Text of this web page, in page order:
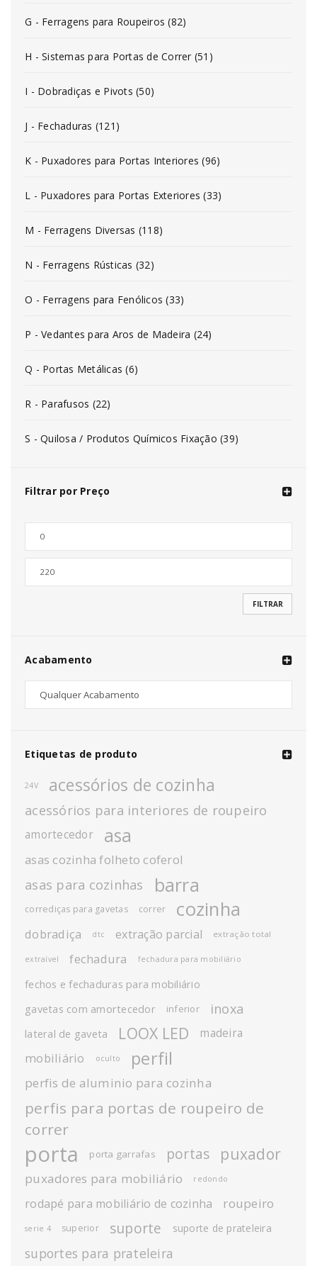
G - Ferragens para Roupeiros (82)
H - Sistemas para Portas de Correr (51)
I - Dobradiças e Pivots (50)
J - Fechaduras (121)
K - Puxadores para Portas Interiores (96)
L - Puxadores para Portas Exteriores (33)
M - Ferragens Diversas (118)
N - Ferragens Rústicas (32)
O - Ferragens para Fenólicos (33)
P - Vedantes para Aros de Madeira (24)
Q - Portas Metálicas (6)
R - Parafusos (22)
S - Quilosa / Produtos Químicos Fixação (39)
Filtrar por Preço
FILTRAR
Acabamento
Etiquetas de produto
24V acessórios de cozinha
acessórios para interiores de roupeiro
amortecedor asa
asas cozinha folheto coferol
asas para cozinhas barra
corrediças para gavetas correr cozinha
dobradiça dtc extração parcial extração total
extraível fechadura fechadura para mobiliário
fechos e fechaduras para mobiliário
gavetas com amortecedor
inferior inoxa
lateral de gaveta LOOX LED madeira
mobiliário oculto perfil
perfis de aluminio para cozinha
perfis para portas de roupeiro de
correr
porta porta garrafas portas puxador
puxadores para mobiliário redondo
rodapé para mobiliário de cozinha roupeiro
serie 4 superior suporte suporte de prateleira
suportes para prateleira